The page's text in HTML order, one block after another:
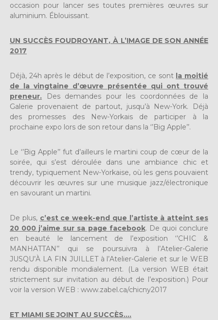
occasion pour lancer ses toutes premières œuvres sur
aluminium. Éblouissant.
UN SUCCÈS FOUDROYANT, À L’IMAGE DE SON ANNÉE
2017
Déjà, 24h après le début de l’exposition, ce sont la moitié
de la vingtaine d’œuvre présentée qui ont trouvé
preneur. Des demandes pour les coordonnées de la
Galerie provenaient de partout, jusqu’à New-York. Déjà
des promesses des New-Yorkais de participer à la
prochaine expo lors de son retour dans la ‘’Big Apple’’.
Le ‘’Big Apple’’ fut d’ailleurs le martini coup de cœur de la
soirée, qui s’est déroulée dans une ambiance chic et
trendy, typiquement New-Yorkaise, où les gens pouvaient
découvrir les œuvres sur une musique jazz/électronique
en savourant un martini.
De plus, c’est ce week-end que l’artiste à atteint ses
20 000 j’aime sur sa page facebook. De quoi conclure
en beauté le lancement de l’exposition ‘’CHIC &
MANHATTAN’’ qui se poursuivra à l’Atelier-Galerie
JUSQU’À LA FIN JUILLET à l’Atelier-Galerie et sur le WEB
rendu disponible mondialement. (La version WEB était
strictement sur invitation au début de l’exposition.) Pour
voir la version WEB : www.zabel.ca/chicny2017
ET MIAMI SE JOINT AU SUCCÈS….